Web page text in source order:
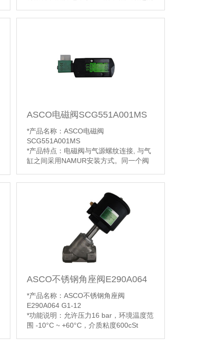
【详情】
ASCO电磁阀SCG551A001MS
*产品名称：ASCO电磁阀
SCG551A001MS
*产品特点：电磁阀与气源螺纹连接, 与气
缸之间采用NAMUR安装方式。同一个阀
制单作用或双作用气缸。
ASCO不锈钢角座阀E290A064
*产品名称：ASCO不锈钢角座阀
E290A064 G1-12
*功能说明：允许压力16 bar，环境温度范
围 -10°C ~ +60°C，介质粘度600cSt